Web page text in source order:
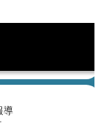
導